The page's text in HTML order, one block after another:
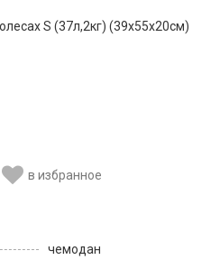
S (37л,2кг) (39x55x20см)
в избранное
чемодан